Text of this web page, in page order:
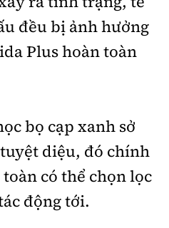
đều bị ảnh hưởng
Plus hoàn toàn
bọ cạp xanh sở
diệu, đó chính
có thể chọn lọc
động tới.